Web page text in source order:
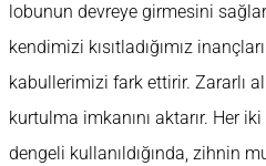
lobunun devreye girmesini
kendimizi kısıtladığımız
kabullerimizi fark ettirir. Zararlı
kurtulma imkanını aktarır. Her
dengeli kullanıldığında, zihnin